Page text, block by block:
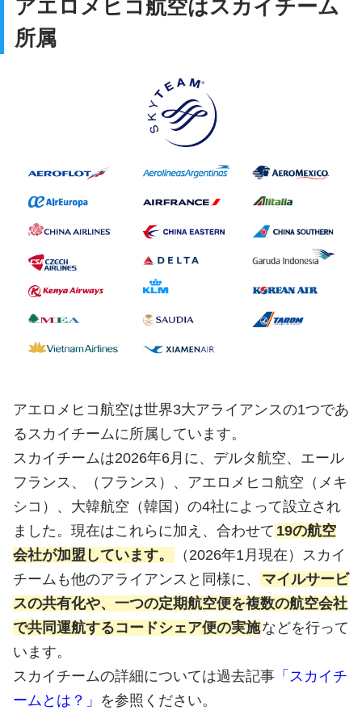
アエロメヒコ航空はスカイチーム
所属
アエロメヒコ航空は世界3大アライアンスの1つであ
るスカイチームに所属しています。
スカイチームは2026年6月に、デルタ航空、エール
フランス、（フランス）、アエロメヒコ航空（メキ
シコ）、大韓航空（韓国）の4社によって設立され
ました。現在はこれらに加え、合わせて 19の航空
会社が加盟しています。
（2026年1月現在）スカイ
チームも他のアライアンスと同様に、
マイルサービ
スの共有化や、一つの定期航空便を複数の航空会社
で共同運航するコードシェア便の実施などを行って
います。
スカイチームの詳細については過去記事「スカイチ
ームとは？」 を参照ください。